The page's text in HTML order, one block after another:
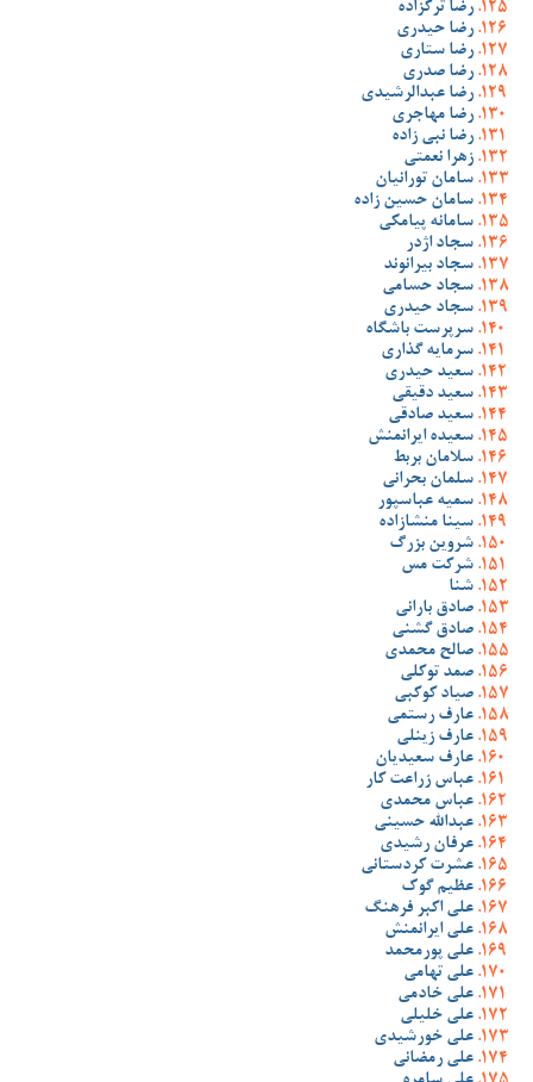
رضا ترکزاده
رضا حیدری
رضا ستاری
رضا صدری
رضا عبدالرشیدی
رضا مهاجری
رضا نبی زاده
زهرا نعمتی
سامان تورانیان
سامان حسین زاده
سامانه پیامکی
سجاد اژدر
سجاد بیرانوند
سجاد حسامی
سجاد حیدری
سرپرست باشگاه
سرمایه گذاری
سعید حیدری
سعید دقیقی
سعید صادقی
سعیده ایرانمنش
سلامان بربط
سلمان بحرانی
سمیه عباسپور
سینا منشازاده
شروین بزرگ
شرکت مس
شنا
صادق بارانی
صادق گشنی
صالح محمدی
صمد توکلی
صیاد کوکبی
عارف رستمی
عارف زینلی
عارف سعیدیان
عباس زراعت کار
عباس محمدی
عبدالله حسینی
عرفان رشیدی
عشرت کردستانی
عظیم گوک
علی اکبر فرهنگ
علی ایرانمنش
علی پورمحمد
علی تهامی
علی خادمی
علی خلیلی
علی خورشیدی
علی رمضانی